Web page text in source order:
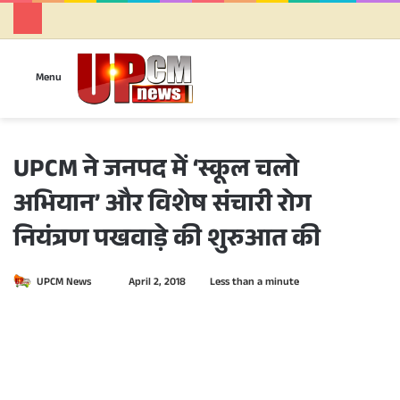
Menu
UPCM ने जनपद में ‘स्कूल चलो
अभियान’ और विशेष संचारी रोग
नियंत्रण पखवाड़े की शुरुआत की
UPCM News April 2, 2018 Less than a minute